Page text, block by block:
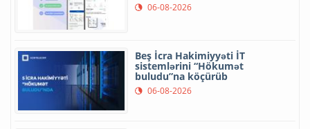
06-08-2026
Beş İcra Hakimiyyəti İT
sistemlərini “Hökumət
buludu”na köçürüb
06-08-2026